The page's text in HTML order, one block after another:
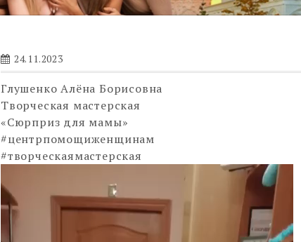
24.11.2023
Глушенко Алёна Борисовна
Творческая мастерская
«Сюрприз для мамы»
#центрпомощиженщинам
#творческаямастерская